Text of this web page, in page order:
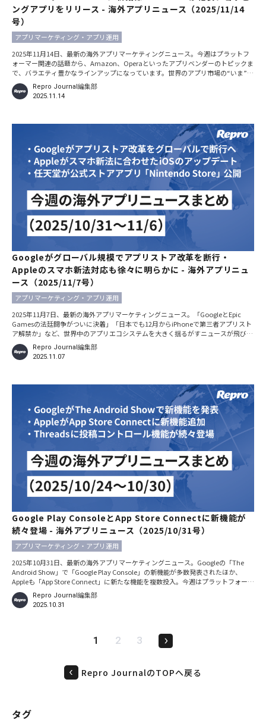
ングアプリをリリース - 海外アプリニュース（2025/11/14
号）
アプリマーケティング・アプリ運用
2025年11月14日、最新の海外アプリマーケティングニュース。今週はプラットフ
ォーマー関連の話題から、Amazon、Operaといったアプリベンダーのトピックま
で、バラエティ豊かなラインアップになっています。世界のアプリ市場の“いま”を
知るためにぜひチェックしてください。 ※本記事における日時の記載は、特別な
断りがない限りすべて現地時間です。 Googleが「過度の部分的なwake lock」を
主な指標として採用。ASO対策に影響 2025年11月10日、Googleが「過度の部分的
Repro Journal編集部
2025.11.14
Googleがグローバル規模でアプリストア改革を断行・
Appleのスマホ新法対応も徐々に明らかに - 海外アプリニュ
ース（2025/11/7号）
アプリマーケティング・アプリ運用
2025年11月7日、最新の海外アプリマーケティングニュース。「GoogleとEpic
Gamesの法廷闘争がついに決着」「日本でも12月からiPhoneで第三者アプリスト
ア解禁か」など、世界中のアプリエコシステムを大きく揺るがすニュースが飛び込
んできています。アプリビジネスに間違いなく大きな影響を及ぼす話題ばかりなの
で、必ずチェックしましょう。 ※本記事における日時の記載は、特別な断りがない
限りすべて現地時間です。 GoogleがEpic Gamesとの和解へ。アプリストア改革が
Repro Journal編集部
2025.11.07
Google Play ConsoleとApp Store Connectに新機能が
続々登場 - 海外アプリニュース（2025/10/31号）
アプリマーケティング・アプリ運用
2025年10月31日、最新の海外アプリマーケティングニュース。Googleの「The
Android Show」で「Google Play Console」の新機能が多数発表されたほか、
Appleも「App Store Connect」に新たな機能を複数投入。今週はプラットフォーマ
ーからの発信が多い1週間でした。急伸する「Threads」の新機能追加も取り上げ
ています。 ※本記事における日時の記載は、特別な断りがない限りすべて現地時間
です。 GoogleがThe Android
Repro Journal編集部
2025.10.31
1 2 3
Repro JournalのTOPへ戻る
タグ